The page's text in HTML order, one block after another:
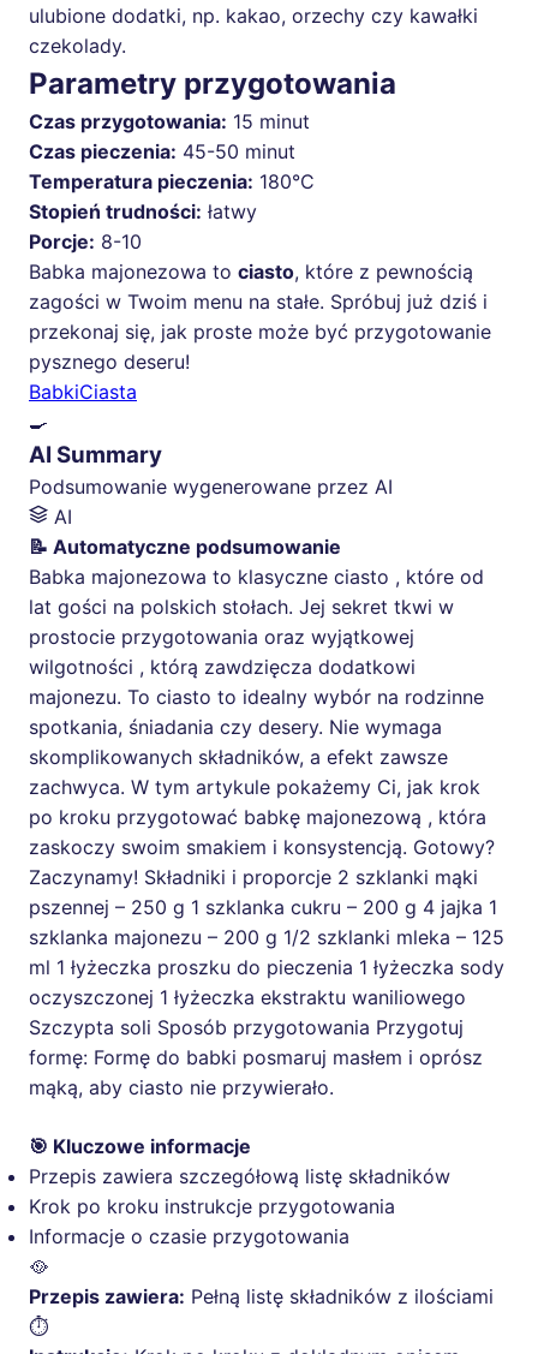
ulubione dodatki, np. kakao, orzechy czy kawałki
czekolady.
Parametry przygotowania
Czas przygotowania: 15 minut
Czas pieczenia: 45-50 minut
Temperatura pieczenia: 180°C
Stopień trudności: łatwy
Porcje: 8-10
Babka majonezowa to ciasto, które z pewnością
zagości w Twoim menu na stałe. Spróbuj już dziś i
przekonaj się, jak proste może być przygotowanie
pysznego deseru!
BabkiCiasta
🍳
AI Summary
Podsumowanie wygenerowane przez AI
AI
📝 Automatyczne podsumowanie
Babka majonezowa to klasyczne ciasto , które od
lat gości na polskich stołach. Jej sekret tkwi w
prostocie przygotowania oraz wyjątkowej
wilgotności , którą zawdzięcza dodatkowi
majonezu. To ciasto to idealny wybór na rodzinne
spotkania, śniadania czy desery. Nie wymaga
skomplikowanych składników, a efekt zawsze
zachwyca. W tym artykule pokażemy Ci, jak krok
po kroku przygotować babkę majonezową , która
zaskoczy swoim smakiem i konsystencją. Gotowy?
Zaczynamy! Składniki i proporcje 2 szklanki mąki
pszennej – 250 g 1 szklanka cukru – 200 g 4 jajka 1
szklanka majonezu – 200 g 1/2 szklanki mleka – 125
ml 1 łyżeczka proszku do pieczenia 1 łyżeczka sody
oczyszczonej 1 łyżeczka ekstraktu waniliowego
Szczypta soli Sposób przygotowania Przygotuj
formę: Formę do babki posmaruj masłem i oprósz
mąką, aby ciasto nie przywierało.
🎯 Kluczowe informacje
Przepis zawiera szczegółową listę składników
Krok po kroku instrukcje przygotowania
Informacje o czasie przygotowania
🥘
Przepis zawiera: Pełną listę składników z ilościami
⏱️